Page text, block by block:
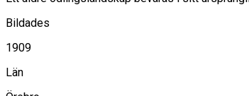
Bildades
1909
Län